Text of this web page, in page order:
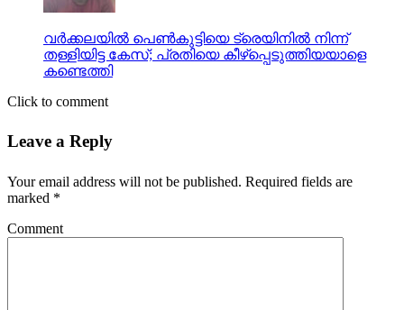
വര്‍ക്കലയില്‍ പെണ്‍കുട്ടിയെ ട്രെയിനില്‍ നിന്ന്
തള്ളിയിട്ട കേസ്; പ്രതിയെ കീഴ്പ്പെടുത്തിയയാളെ
കണ്ടെത്തി
Click to comment
Leave a Reply
Your email address will not be published. Required fields are
marked *
Comment